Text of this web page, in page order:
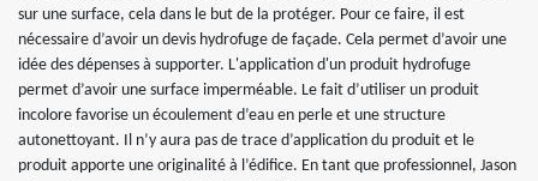
sur une surface, cela dans le but de la protéger. Pour ce faire, il est
nécessaire d’avoir un devis hydrofuge de façade. Cela permet d’avoir une
idée des dépenses à supporter. L'application d'un produit hydrofuge
permet d’avoir une surface imperméable. Le fait d’utiliser un produit
incolore favorise un écoulement d’eau en perle et une structure
autonettoyant. Il n’y aura pas de trace d’application du produit et le
produit apporte une originalité à l’édifice. En tant que professionnel, Jason